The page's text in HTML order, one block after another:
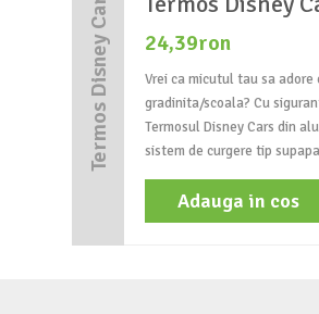
Termos Disney Cars 24,39ron
Vrei ca micutul tau sa
gradinita/scoala? Cu
Termosul Disney Cars din
sistem de curgere tip
Adauga in cos